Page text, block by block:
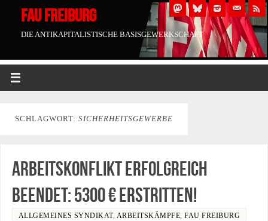
FAU FREIBURG
DIE ANTIKAPITALISTISCHE BASISGEWERKSCHAFT
SCHLAGWORT: SICHERHEITSGEWERBE
Arbeitskonflikt erfolgreich
beendet: 5300 € erstritten!
ALLGEMEINES SYNDIKAT, ARBEITSKÄMPFE,FAU FREIBURG